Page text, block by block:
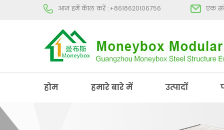
आज हमें कॅाल करें :+8618620106756 एक
होम हमारे बारे में उत्पादों